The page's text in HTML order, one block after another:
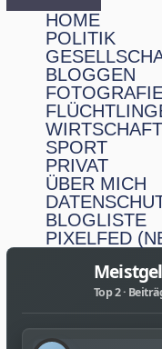
Schließen
HOME
POLITIK
BLOGGEN
WIRTSCHAFT
SPORT
PRIVAT
ÜBER MICH
BLOGLISTE
PIXELFED
Top 2 ·